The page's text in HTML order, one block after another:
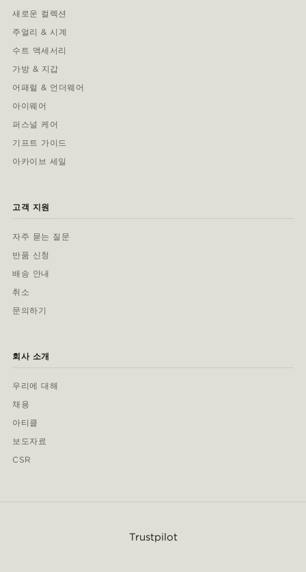
새로운 컬렉션
주얼리 & 시계
수트 액세서리
가방 & 지갑
어패럴 & 언더웨어
아이웨어
퍼스널 케어
기프트 가이드
아카이브 세일
고객 지원
자주 묻는 질문
반품 신청
배송 안내
취소
문의하기
회사 소개
우리에 대해
채용
아티클
보도자료
CSR
Trustpilot